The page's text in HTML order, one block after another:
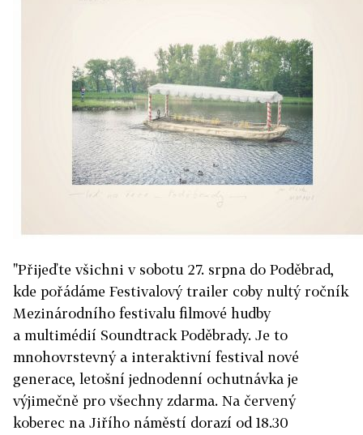
"Přijeďte všichni v sobotu 27. srpna do Poděbrad,
kde pořádáme Festivalový trailer coby nultý ročník
Mezinárodního festivalu filmové hudby
a multimédií Soundtrack Poděbrady. Je to
mnohovrstevný a interaktivní festival nové
generace, letošní jednodenní ochutnávka je
výjimečně pro všechny zdarma. Na červený
koberec na Jiřího náměstí dorazí od 18.30